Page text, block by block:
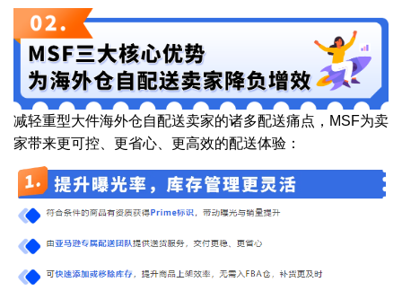
减轻重型大件海外仓自配送卖家的诸多配送痛点，MSF为卖
家带来更可控、更省心、更高效的配送体验：